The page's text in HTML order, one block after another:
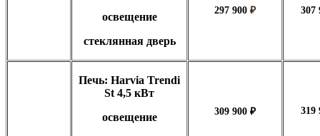
освещение
стеклянная дверь
297 900 ₽ 307
Печь: Harvia Trendi
St 4,5 кВт
освещение
309 900 ₽ 319